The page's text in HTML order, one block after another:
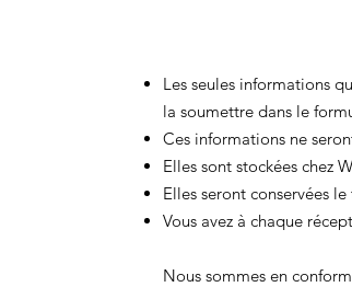
Les seules informations
la soumettre dans le
Ces informations ne
Elles sont stockées chez
Elles seront conservées
Vous avez à chaque
Nous sommes en